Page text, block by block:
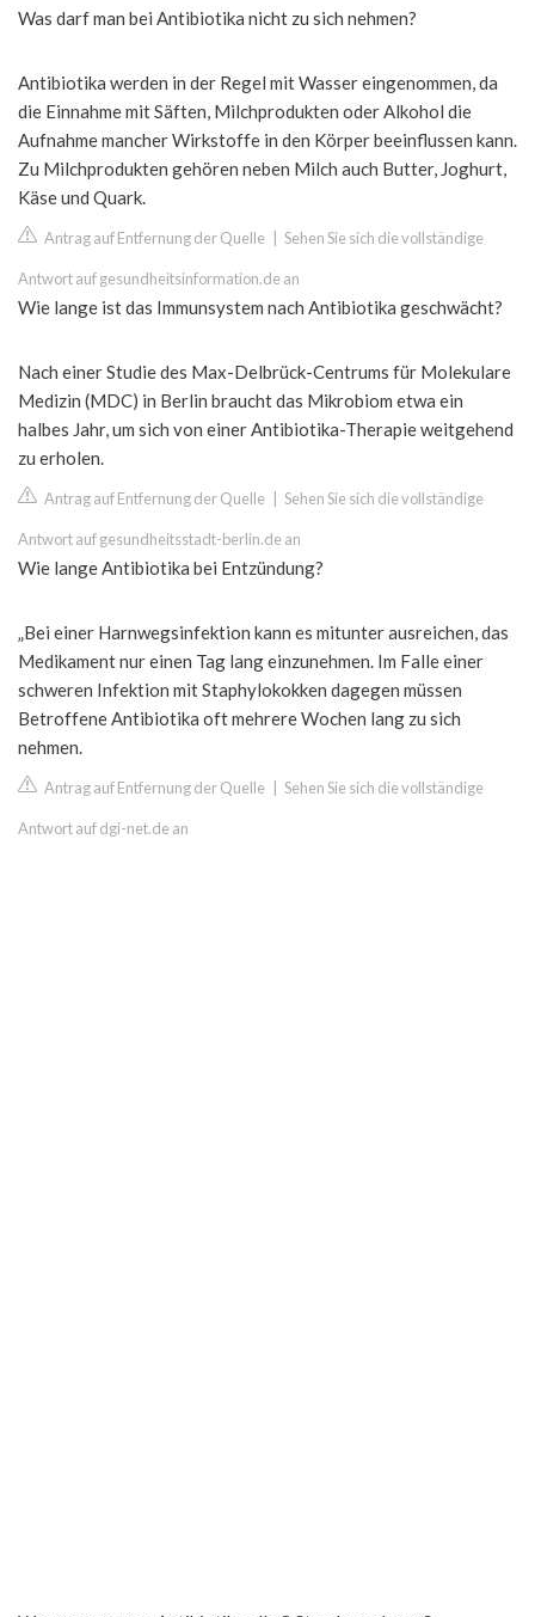
Was darf man bei Antibiotika nicht zu sich nehmen?
Antibiotika werden in der Regel mit Wasser eingenommen, da
die Einnahme mit Säften, Milchprodukten oder Alkohol die
Aufnahme mancher Wirkstoffe in den Körper beeinflussen kann.
Zu Milchprodukten gehören neben Milch auch Butter, Joghurt,
Käse und Quark.
Antrag auf Entfernung der Quelle Sehen Sie sich die vollständige
Antwort auf gesundheitsinformation.de an
Wie lange ist das Immunsystem nach Antibiotika geschwächt?
Nach einer Studie des Max-Delbrück-Centrums für Molekulare
Medizin (MDC) in Berlin braucht das Mikrobiom etwa ein
halbes Jahr, um sich von einer Antibiotika-Therapie weitgehend
zu erholen.
Antrag auf Entfernung der Quelle Sehen Sie sich die vollständige
Antwort auf gesundheitsstadt-berlin.de an
Wie lange Antibiotika bei Entzündung?
„Bei einer Harnwegsinfektion kann es mitunter ausreichen, das
Medikament nur einen Tag lang einzunehmen. Im Falle einer
schweren Infektion mit Staphylokokken dagegen müssen
Betroffene Antibiotika oft mehrere Wochen lang zu sich
nehmen.
Antrag auf Entfernung der Quelle Sehen Sie sich die vollständige
Antwort auf dgi-net.de an